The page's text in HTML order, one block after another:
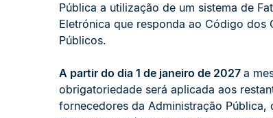
Pública a utilização de um sistema de
Eletrónica que responda ao Código dos
Públicos.
A partir do dia 1 de janeiro de 2027 a
obrigatoriedade será aplicada aos
fornecedores da Administração Pública,